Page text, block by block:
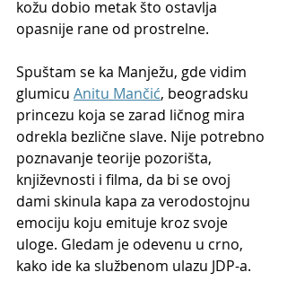
kožu dobio metak što ostavlja
opasnije rane od prostrelne.
Spuštam se ka Manježu, gde vidim
glumicu Anitu Mančić, beogradsku
princezu koja se zarad ličnog mira
odrekla bezlične slave. Nije potrebno
poznavanje teorije pozorišta,
književnosti i filma, da bi se ovoj
dami skinula kapa za verodostojnu
emociju koju emituje kroz svoje
uloge. Gledam je odevenu u crno,
kako ide ka službenom ulazu JDP-a.